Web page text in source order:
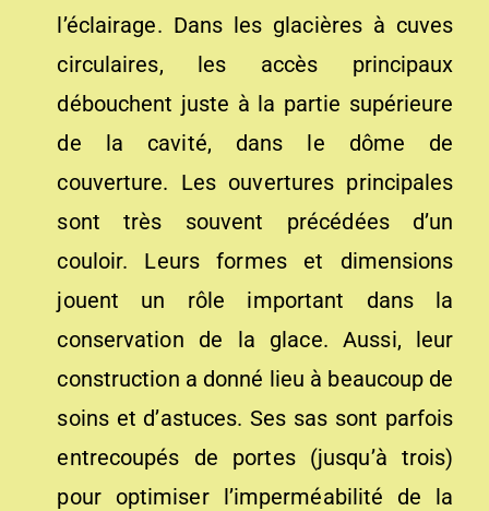
l’éclairage. Dans les glacières à cuves
circulaires, les accès principaux
débouchent juste à la partie supérieure
de la cavité, dans le dôme de
couverture. Les ouvertures principales
sont très souvent précédées d’un
couloir. Leurs formes et dimensions
jouent un rôle important dans la
conservation de la glace. Aussi, leur
construction a donné lieu à beaucoup de
soins et d’astuces. Ses sas sont parfois
entrecoupés de portes (jusqu’à trois)
pour optimiser l’imperméabilité de la